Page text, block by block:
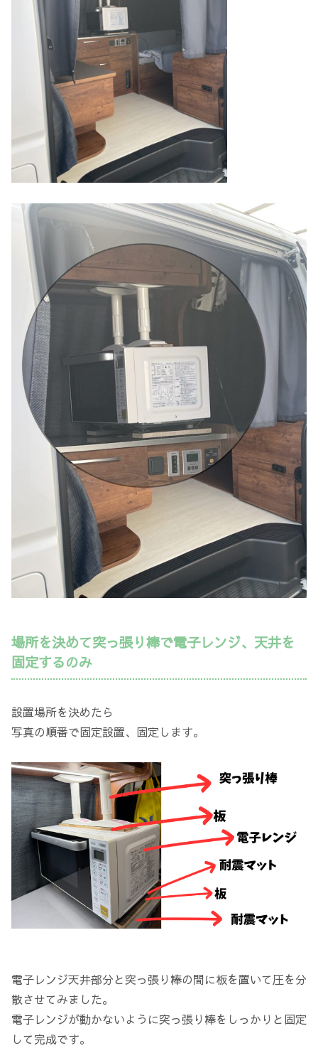
場所を決めて突っ張り棒で電子レンジ、天井を
固定するのみ
設置場所を決めたら
写真の順番で固定設置、固定します。
電子レンジ天井部分と突っ張り棒の間に板を置いて圧を分
散させてみました。
電子レンジが動かないように突っ張り棒をしっかりと固定
して完成です。